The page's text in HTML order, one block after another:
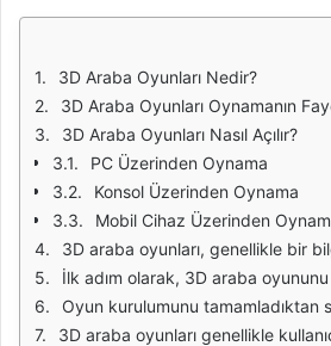
3D Araba Oyunları Nedir?
3D Araba Oyunları Oynamanın
3D Araba Oyunları Nasıl Açılır?
PC Üzerinden Oynama
Konsol Üzerinden Oynama
Mobil Cihaz Üzerinden
3D araba oyunları, genellikle bir bilgisayar veya oyun konsolu üzerinden oynanan eğlenceli ve dinamik oyunlardır. Bu oyunları açmak için öncelikle gerekli yazılımların ve donanımın doğru bir şekilde ayarlandığından emin olmalısınız. Oyunların çalışabilmesi
İlk adım olarak, 3D araba oyununu satın alabilir veya indirebilirsiniz. Oyun, fiziksel bir kopya olarak satılabileceği gibi dijital platformlar üzerinden de temin edilebilir. Steam, Epic Games Store veya diğer oyun platformları, geniş bir oyun yelpazesi sunarak
Oyun kurulumunu tamamladıktan sonra, oyunu açmak için masaüstünde oluşturulan simgeye çift tıklamanız yeterlidir. Bazı oyunlar, açılışta güncellemeleri kontrol edebilir. Eğer güncellemeler varsa, oyunun en son sürümünü
3D araba oyunları genellikle kullanıcı dostu bir arayüze sahiptir. Oyun açıldığında, genellikle ana menü ile karşılaşırsınız. Bu menüde, tek oyunculu mod, çok oyunculu mod, ayarlar, yükleme seçenekleri ve